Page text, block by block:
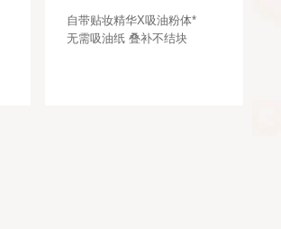
自带贴妆精华X吸油粉体*
无需吸油纸 叠补不结块